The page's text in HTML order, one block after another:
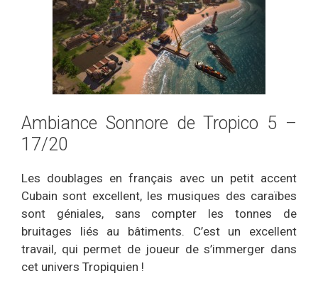
Ambiance Sonnore de Tropico 5 –
17/20
Les doublages en français avec un petit accent
Cubain sont excellent, les musiques des caraïbes
sont géniales, sans compter les tonnes de
bruitages liés au bâtiments. C’est un excellent
travail, qui permet de joueur de s’immerger dans
cet univers Tropiquien !